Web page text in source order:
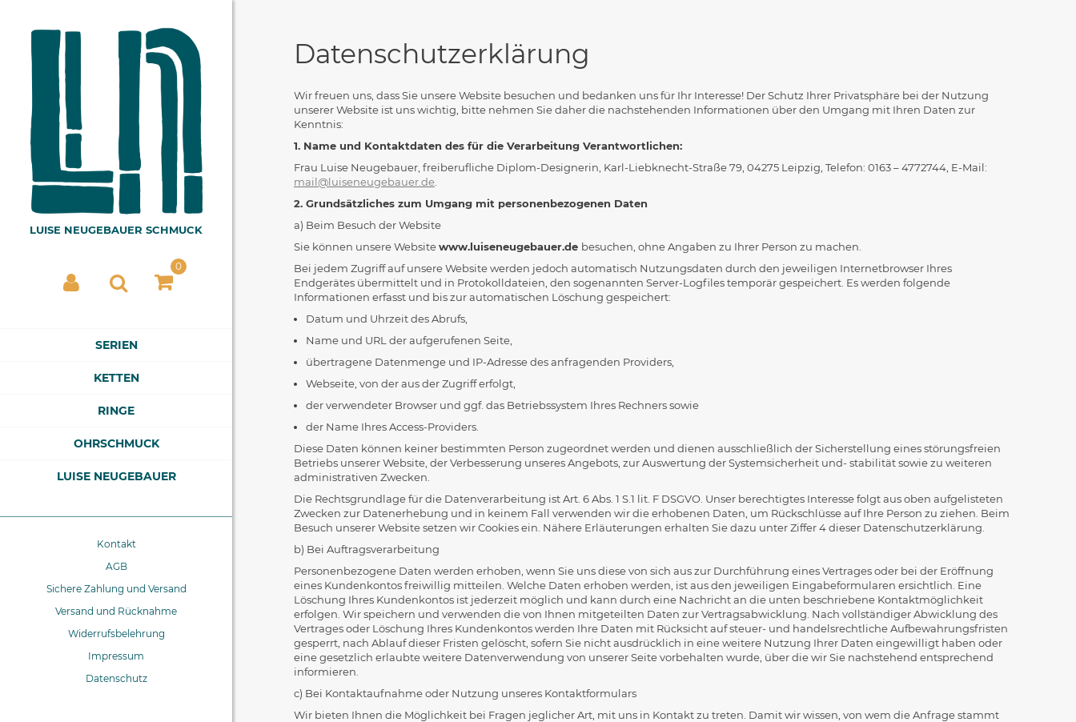
0
SERIEN
KETTEN
RINGE
OHRSCHMUCK
LUISE NEUGEBAUER
Kontakt
AGB
Sichere Zahlung und Versand
Versand und Rücknahme
Widerrufsbelehrung
Impressum
Datenschutz
Datenschutzerklärung
Wir freuen uns, dass Sie unsere Website besuchen und bedanken uns für Ihr Interesse! Der Schutz Ihrer Privatsphäre bei der Nutzung
unserer Website ist uns wichtig, bitte nehmen Sie daher die nachstehenden Informationen über den Umgang mit Ihren Daten zur
Kenntnis:
1. Name und Kontaktdaten des für die Verarbeitung Verantwortlichen:
Frau Luise Neugebauer, freiberufliche Diplom-Designerin, Karl-Liebknecht-Straße 79, 04275 Leipzig, Telefon: 0163 – 4772744, E-Mail:
mail@luiseneugebauer.de
2. Grundsätzliches zum Umgang mit personenbezogenen Daten
a) Beim Besuch der Website
Sie können unsere Websitewww.luiseneugebauer.de besuchen, ohne Angaben zu Ihrer Person zu machen.
Bei jedem Zugriff auf unsere Website werden jedoch automatisch Nutzungsdaten durch den jeweiligen Internetbrowser Ihres
Endgerätes übermittelt und in Protokolldateien, den sogenannten Server-Logfiles temporär gespeichert. Es werden folgende
Informationen erfasst und bis zur automatischen Löschung gespeichert:
Datum und Uhrzeit des Abrufs,
Name und URL der aufgerufenen Seite,
übertragene Datenmenge und IP-Adresse des anfragenden Providers,
Webseite, von der aus der Zugriff erfolgt,
der verwendeter Browser und ggf. das Betriebssystem Ihres Rechners sowie
der Name Ihres Access-Providers.
Diese Daten können keiner bestimmten Person zugeordnet werden und dienen ausschließlich der Sicherstellung eines störungsfreien
Betriebs unserer Website, der Verbesserung unseres Angebots, zur Auswertung der Systemsicherheit und- stabilität sowie zu weiteren
administrativen Zwecken.
Die Rechtsgrundlage für die Datenverarbeitung ist Art. 6 Abs. 1 S.1 lit. F DSGVO. Unser berechtigtes Interesse folgt aus oben aufgelisteten
Zwecken zur Datenerhebung und in keinem Fall verwenden wir die erhobenen Daten, um Rückschlüsse auf Ihre Person zu ziehen. Beim
Besuch unserer Website setzen wir Cookies ein. Nähere Erläuterungen erhalten Sie dazu unter Ziffer 4 dieser Datenschutzerklärung.
b) Bei Auftragsverarbeitung
Personenbezogene Daten werden erhoben, wenn Sie uns diese von sich aus zur Durchführung eines Vertrages oder bei der Eröffnung
eines Kundenkontos freiwillig mitteilen. Welche Daten erhoben werden, ist aus den jeweiligen Eingabeformularen ersichtlich. Eine
Löschung Ihres Kundenkontos ist jederzeit möglich und kann durch eine Nachricht an die unten beschriebene Kontaktmöglichkeit
erfolgen. Wir speichern und verwenden die von Ihnen mitgeteilten Daten zur Vertragsabwicklung. Nach vollständiger Abwicklung des
Vertrages oder Löschung Ihres Kundenkontos werden Ihre Daten mit Rücksicht auf steuer- und handelsrechtliche Aufbewahrungsfristen
gesperrt, nach Ablauf dieser Fristen gelöscht, sofern Sie nicht ausdrücklich in eine weitere Nutzung Ihrer Daten eingewilligt haben oder
eine gesetzlich erlaubte weitere Datenverwendung von unserer Seite vorbehalten wurde, über die wir Sie nachstehend entsprechend
informieren.
c) Bei Kontaktaufnahme oder Nutzung unseres Kontaktformulars
Wir bieten Ihnen die Möglichkeit bei Fragen jeglicher Art, mit uns in Kontakt zu treten. Damit wir wissen, von wem die Anfrage stammt